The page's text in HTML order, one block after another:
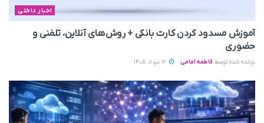
اخبار داخلی
آموزش مسدود کردن کارت بانکی + روش‌های آنلاین، تلفنی و
حضوری
نوشته شده توسط فاطمه امامی